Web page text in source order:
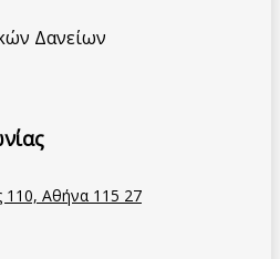
Δανείων
110, Αθήνα 115 27